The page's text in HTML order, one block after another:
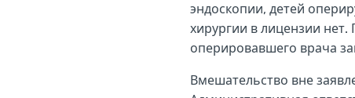
эндоскопии, детей
хирургии в лицензии
оперировавшего врача
Вмешательство вне